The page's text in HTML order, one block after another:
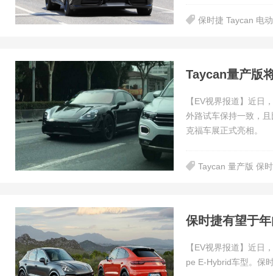
保时捷 Taycan 电
Taycan量产版
【EV视界报道】近日
外路试车保持一致，
克福车展正式亮相。
Taycan 量产版 保
保时捷有望于
【EV视界报道】近日
pe E-Hybrid车型。保